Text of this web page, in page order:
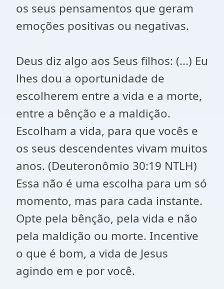
os seus pensamentos que geram
emoções positivas ou negativas.
Deus diz algo aos Seus filhos: (...) Eu
lhes dou a oportunidade de
escolherem entre a vida e a morte,
entre a bênção e a maldição.
Escolham a vida, para que vocês e
os seus descendentes vivam muitos
anos. (Deuteronômio 30:19 NTLH)
Essa não é uma escolha para um só
momento, mas para cada instante.
Opte pela bênção, pela vida e não
pela maldição ou morte. Incentive
o que é bom, a vida de Jesus
agindo em e por você.